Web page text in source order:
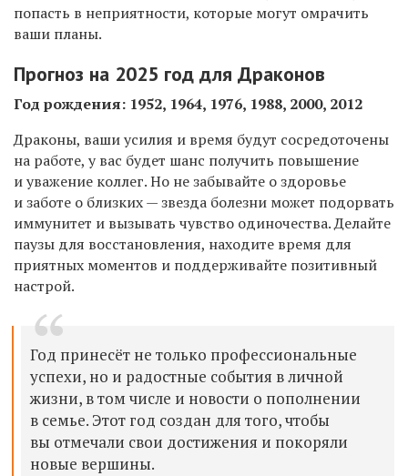
попасть в неприятности, которые могут омрачить
ваши планы.
Прогноз на 2025 год для Драконов
Год рождения: 1952, 1964, 1976, 1988, 2000, 2012
Драконы, ваши усилия и время будут сосредоточены
на работе, у вас будет шанс получить повышение
и уважение коллег. Но не забывайте о здоровье
и заботе о близких — звезда болезни может подорвать
иммунитет и вызывать чувство одиночества. Делайте
паузы для восстановления, находите время для
приятных моментов и поддерживайте позитивный
настрой.
Год принесёт не только профессиональные
успехи, но и радостные события в личной
жизни, в том числе и новости о пополнении
в семье. Этот год создан для того, чтобы
вы отмечали свои достижения и покоряли
новые вершины.